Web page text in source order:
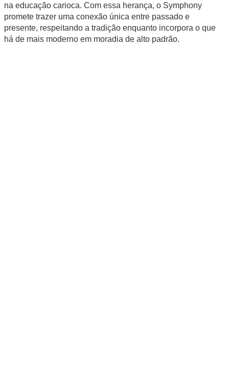
na educação carioca. Com essa herança, o Symphony
promete trazer uma conexão única entre passado e
presente, respeitando a tradição enquanto incorpora o que
há de mais moderno em moradia de alto padrão.